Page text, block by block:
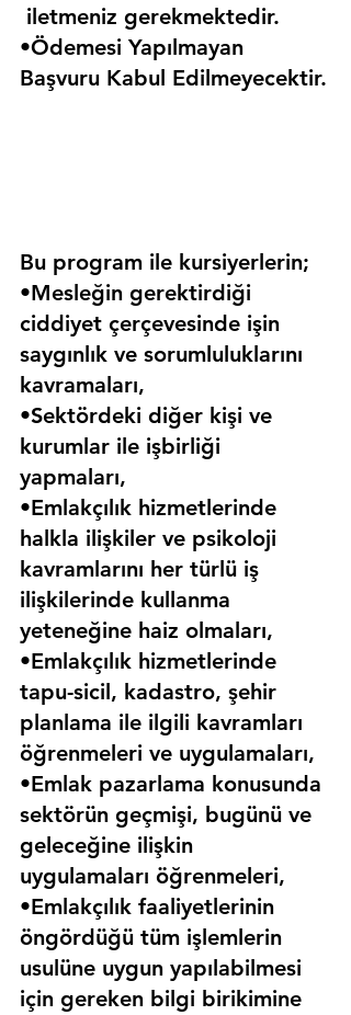
iletmeniz gerekmektedir.
•Ödemesi Yapılmayan
Başvuru Kabul Edilmeyecektir.
Bu program ile kursiyerlerin;
•Mesleğin gerektirdiği
ciddiyet çerçevesinde işin
saygınlık ve sorumluluklarını
kavramaları,
•Sektördeki diğer kişi ve
kurumlar ile işbirliği
yapmaları,
•Emlakçılık hizmetlerinde
halkla ilişkiler ve psikoloji
kavramlarını her türlü iş
ilişkilerinde kullanma
yeteneğine haiz olmaları,
•Emlakçılık hizmetlerinde
tapu-sicil, kadastro, şehir
planlama ile ilgili kavramları
öğrenmeleri ve uygulamaları,
•Emlak pazarlama konusunda
sektörün geçmişi, bugünü ve
geleceğine ilişkin
uygulamaları öğrenmeleri,
•Emlakçılık faaliyetlerinin
öngördüğü tüm işlemlerin
usulüne uygun yapılabilmesi
için gereken bilgi birikimine